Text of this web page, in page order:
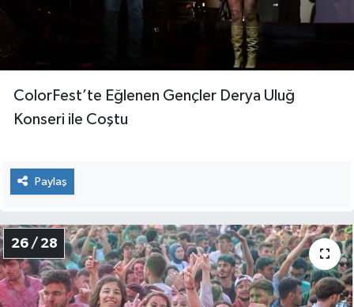
ColorFest’te Eğlenen Gençler Derya Uluğ
Konseri ile Coştu
Paylaş
26 / 28